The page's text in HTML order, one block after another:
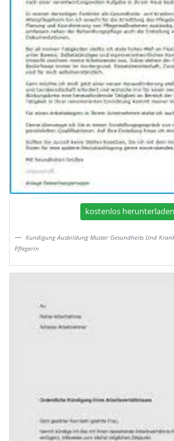
kostenlos herunterladen
Kundigung Ausbildung Muster Gesundheits Und
Pflegerin